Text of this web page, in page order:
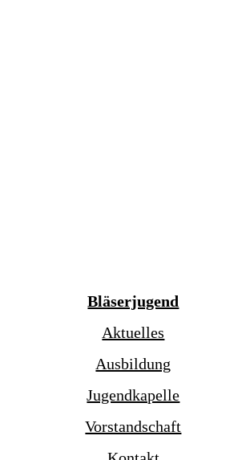
Bläserjugend
Aktuelles
Ausbildung
Jugendkapelle
Vorstandschaft